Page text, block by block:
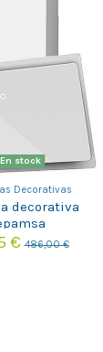
En stock
Decorativas
decorativa
€486,00 €